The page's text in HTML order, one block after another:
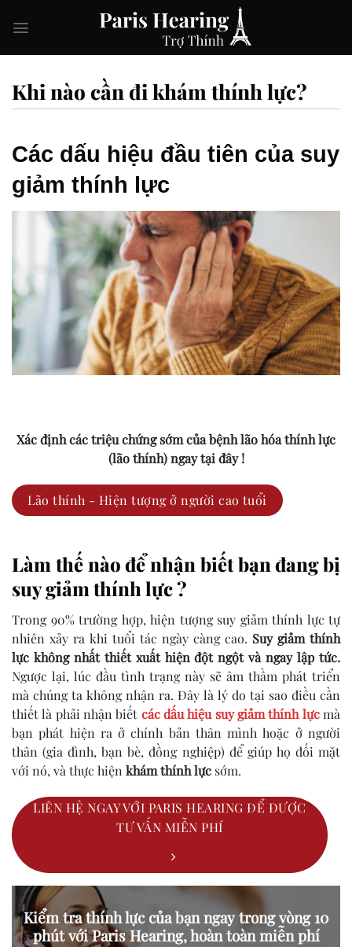
Khi nào cần đi khám thính lực?
Các dấu hiệu đầu tiên của suy
giảm thính lực
Xác định các triệu chứng sớm của bệnh lão hóa thính lực
(lão thính) ngay tại đây !
Lão thính - Hiện tượng ở người cao tuổi
Làm thế nào để nhận biết bạn đang bị
suy giảm thính lực ?
Trong 90% trường hợp, hiện tượng suy giảm thính lực tự
nhiên xảy ra khi tuổi tác ngày càng cao. Suy giảm thính
lực không nhất thiết xuất hiện đột ngột và ngay lập tức.
Ngược lại, lúc đầu tình trạng này sẽ âm thầm phát triển
mà chúng ta không nhận ra. Đây là lý do tại sao điều cần
thiết là phải nhận biết các dấu hiệu suy giảm thính lựcmà
bạn phát hiện ra ở chính bản thân mình hoặc ở người
thân (gia đình, bạn bè, đồng nghiệp) để giúp họ đối mặt
với nó, và thực hiện khám thính lực sớm.
LIÊN HỆ NGAY VỚI PARIS HEARING ĐỂ ĐƯỢC
TƯ VẤN MIỄN PHÍ
Kiểm tra thính lực của bạn ngay trong vòng 10
phút với Paris Hearing, hoàn toàn miễn phí